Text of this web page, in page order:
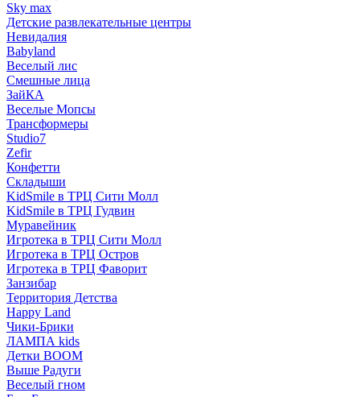
Sky max
Детские развлекательные центры
Невидалия
Babyland
Веселый лис
Смешные лица
ЗайКА
Веселые Мопсы
Трансформеры
Studio7
Zefir
Конфетти
Складыши
KidSmile в ТРЦ Сити Молл
KidSmile в ТРЦ Гудвин
Муравейник
Игротека в ТРЦ Сити Молл
Игротека в ТРЦ Остров
Игротека в ТРЦ Фаворит
Занзибар
Территория Детства
Happy Land
Чики-Брики
ЛАМПА kids
Детки BOOM
Выше Радуги
Веселый гном